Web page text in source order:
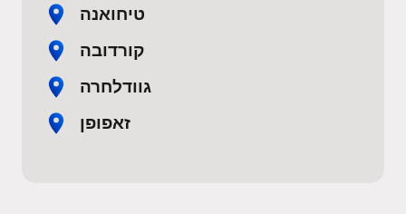
טיחואנה
קורדובה
גוודלחרה
זאפופן